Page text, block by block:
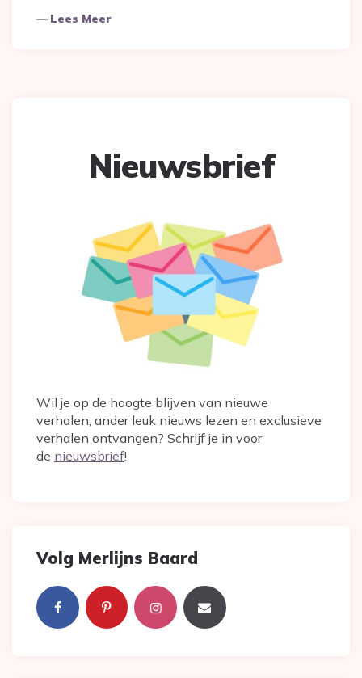
Lees Meer
Nieuwsbrief
Wil je op de hoogte blijven van nieuwe
verhalen, ander leuk nieuws lezen en exclusieve
verhalen ontvangen? Schrijf je in voor
de nieuwsbrief!
Volg Merlijns Baard